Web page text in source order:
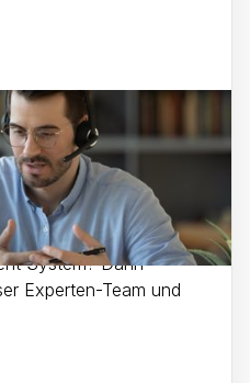
online buchbar
zur Nutzung des
System? Dann
Experten-Team und